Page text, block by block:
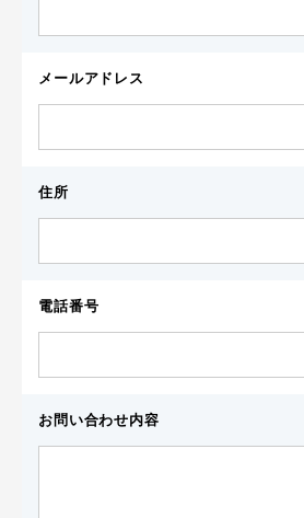
メールアドレス
住所
電話番号
お問い合わせ内容